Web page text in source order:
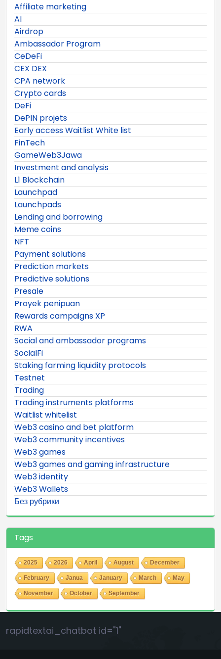
Affiliate marketing
AI
Airdrop
Ambassador Program
CeDeFi
CEX DEX
CPA network
Crypto cards
DeFi
DePIN projets
Early access Waitlist White list
FinTech
GameWeb3Jawa
Investment and analysis
L1 Blockchain
Launchpad
Launchpads
Lending and borrowing
Meme coins
NFT
Payment solutions
Prediction markets
Predictive solutions
Presale
Proyek penipuan
Rewards campaigns XP
RWA
Social and ambassador programs
SocialFi
Staking farming liquidity protocols
Testnet
Trading
Trading instruments platforms
Waitlist whitelist
Web3 casino and bet platform
Web3 community incentives
Web3 games
Web3 games and gaming infrastructure
Web3 identity
Web3 Wallets
Без рубрики
Tags
2025 2026 April August December
February Janua January March May
November October September
rapidtextai_chatbot id="1"